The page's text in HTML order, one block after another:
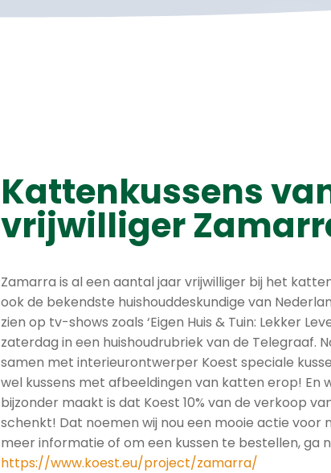
Kattenkussens
vrijwilliger
Zamarra is al een aantal jaar vrijwilliger bij het
ook de bekendste huishouddeskundige van
zien op tv-shows zoals ‘Eigen Huis & Tuin: Lekker
zaterdag in een huishoudrubriek van de Telegraaf.
samen met interieurontwerper Koest speciale
wel kussens met afbeeldingen van katten erop! En
bijzonder maakt is dat Koest 10% van de verkoop
schenkt! Dat noemen wij nou een mooie actie voor
meer informatie of om een kussen te bestellen, ga
https://www.koest.eu/project/zamarra/